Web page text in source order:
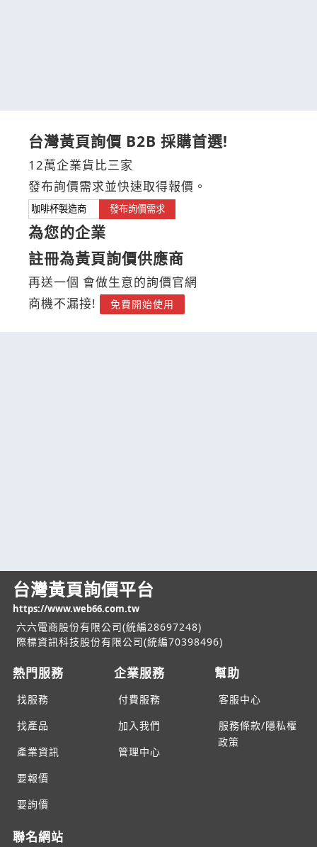
台灣黃頁詢價 B2B 採購首選!
12萬企業貨比三家
發布詢價需求並快速取得報價。
發布詢價需求
為您的企業
註冊為黃頁詢價供應商
再送一個 會做生意的詢價官網
商機不漏接!
免費開始使用
台灣黃頁詢價平台
https://www.web66.com.tw
六六電商股份有限公司(統編28697248)
際標資訊科技股份有限公司(統編70398496)
熱門服務
找服務
找產品
產業資訊
要報價
要詢價
企業服務
付費服務
加入我們
管理中心
幫助
客服中心
服務條款/隱私權
政策
聯名網站